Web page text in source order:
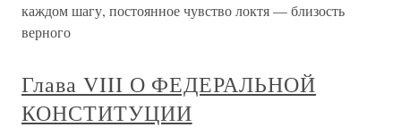
каждом шагу, постоянное чувство локтя — близость
верного
Глава VIII О ФЕДЕРАЛЬНОЙ
КОНСТИТУЦИИ